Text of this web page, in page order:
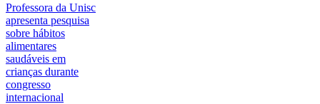
Professora da Unisc
apresenta pesquisa
sobre hábitos
alimentares
saudáveis em
crianças durante
congresso
internacional